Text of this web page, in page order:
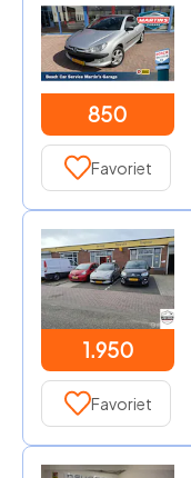
850
Favoriet
1.950
Favoriet